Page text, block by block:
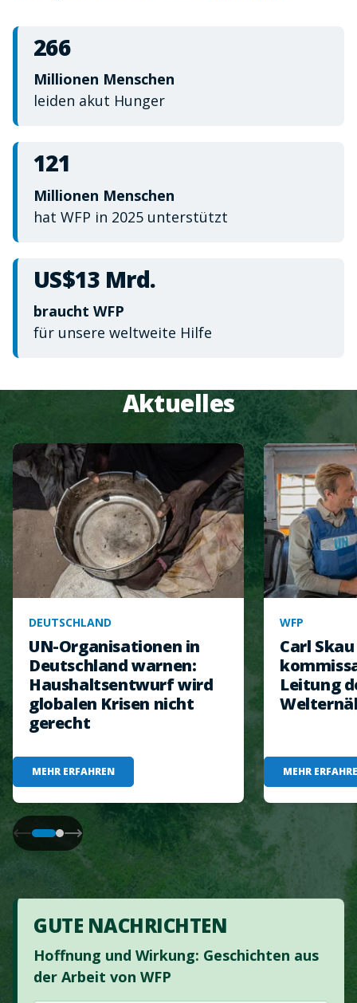
266
Millionen Menschen
leiden akut Hunger
121
Millionen Menschen
hat WFP in 2025 unterstützt
US$13 Mrd.
braucht WFP
für unsere weltweite Hilfe
Aktuelles
DEUTSCHLAND
UN-Organisationen in
Deutschland warnen:
Haushaltsentwurf wird
globalen Krisen nicht
gerecht
MEHR ERFAHREN
WFP
Carl
Leitung
MEHR
GUTE NACHRICHTEN
Hoffnung und Wirkung: Geschichten aus
der Arbeit von WFP